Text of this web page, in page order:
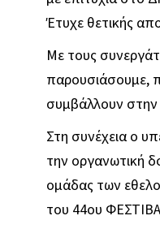
Έτυχε θετικής
Με τους
παρουσιάσουμε,
συμβάλλουν στην
Στη συνέχεια ο
την οργανωτική
ομάδας των
του 44ου